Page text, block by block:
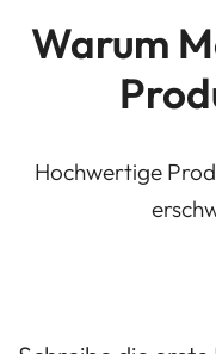
Warum
Hochwertige